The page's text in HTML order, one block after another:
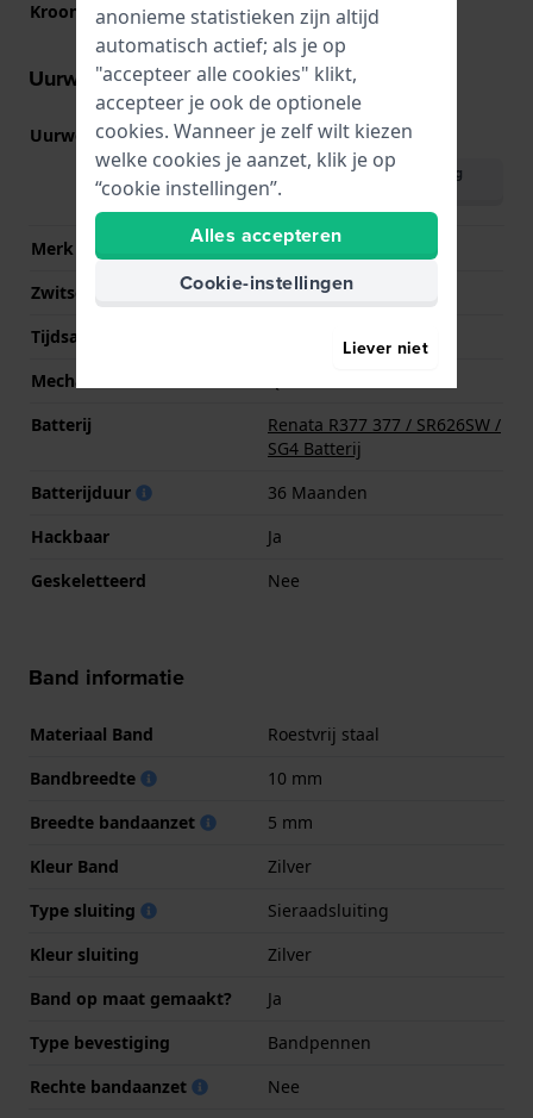
Kroon Trek kroon
Uurwerk informatie
Uurwerk nr. Y121 Bekijk specificaties
Download handleiding
Merk uurwerk
Seiko
Zwitsers uurwerk
Nee
Tijdsaanduiding
Mechanisme
Batterij
Renata R377 377 / SR626SW /
SG4 Batterij
Batterijduur
36 Maanden
Hackbaar
Ja
Geskeletteerd
Nee
Band informatie
Materiaal Band
Roestvrij staal
Bandbreedte
10 mm
Breedte bandaanzet
5 mm
Kleur Band
Zilver
Type sluiting
Sieraadsluiting
Kleur sluiting
Zilver
Band op maat gemaakt?
Ja
Type bevestiging
Bandpennen
Rechte bandaanzet
Nee
anonieme statistieken zijn altijd
automatisch actief; als je op
"accepteer alle cookies" klikt,
accepteer je ook de optionele
cookies. Wanneer je zelf wilt kiezen
welke cookies je aanzet, klik je op
“cookie instellingen”.
Alles accepteren
Cookie-instellingen
Liever niet